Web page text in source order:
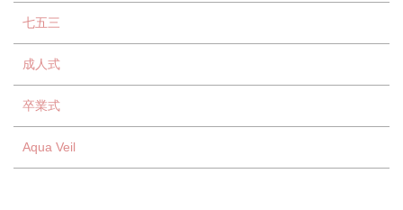
七五三
成人式
卒業式
Aqua Veil